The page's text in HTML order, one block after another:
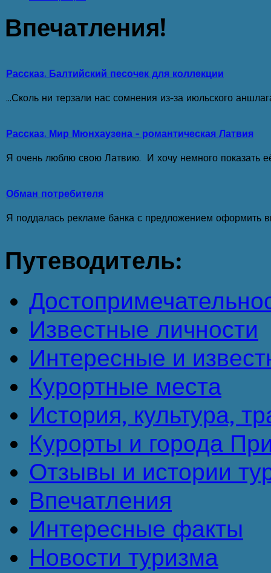
Впечатления!
Рассказ. Балтийский песочек для коллекции
...Сколь ни терзали нас сомнения из-за июльского
Рассказ. Мир Мюнхаузена - романтическая Латвия
Я очень люблю свою Латвию. И хочу немного показать
Обман потребителя
Я поддалась рекламе банка с предложением оформить
Путеводитель:
Известные личности
Интересные и
Курортные места
История, культура,
Курорты и города
Отзывы и истории
Впечатления
Интересные факты
Новости туризма